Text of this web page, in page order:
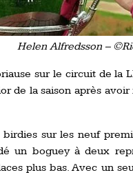
Helen Alfredsson –
sur le circuit de la
de la saison après avoir
sur les neuf
un boguey à deux
plus bas. Avec un